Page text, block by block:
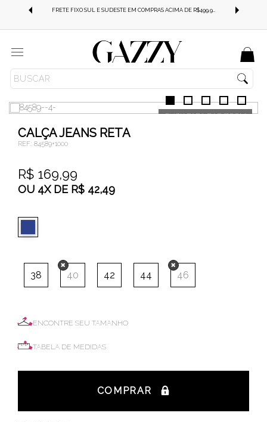
FRETE FIXO SUL E SUDESTE EM COMPRAS ACIMA DE R$499,99!
Menu CALÇA JEANS COMFORT STRECH
CALÇA JEANS RETA
REF.: 84589+1000
R$ 169,99
OU 4XDE R$ 42,49
38 40 42 44 46
ENCONTRE SEU TAMANHO
TABELA DE MEDIDAS
COMPRAR